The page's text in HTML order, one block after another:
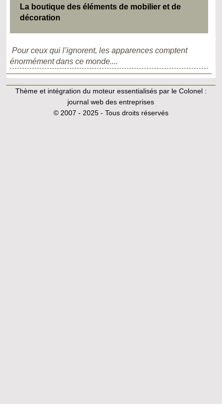
La boutique des éléments de mobilier et de
décoration
Pour ceux qui l’ignorent, les apparences comptent
énormément dans ce monde....
Thème et intégration du moteur essentialisés par le Colonel :
journal web des entreprises
© 2007 - 2025 - Tous droits réservés